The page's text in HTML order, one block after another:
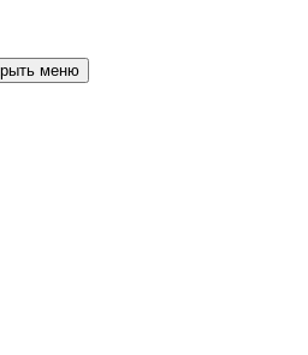
меню